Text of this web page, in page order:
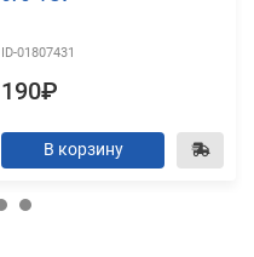
ID-01807431
190₽
В корзину